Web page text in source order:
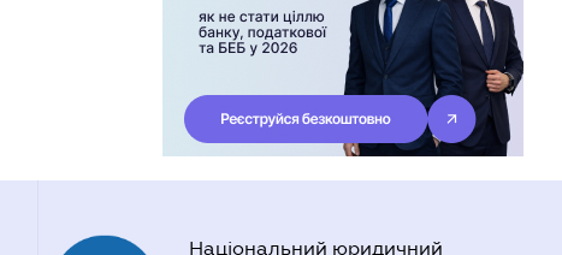
Національний юридичний